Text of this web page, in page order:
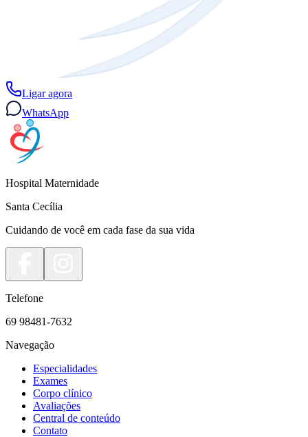
Ligar agora
WhatsApp
Hospital Maternidade
Santa Cecília
Cuidando de você em cada fase da sua vida
Telefone
69 98481-7632
Navegação
Especialidades
Exames
Corpo clínico
Avaliações
Central de conteúdo
Contato